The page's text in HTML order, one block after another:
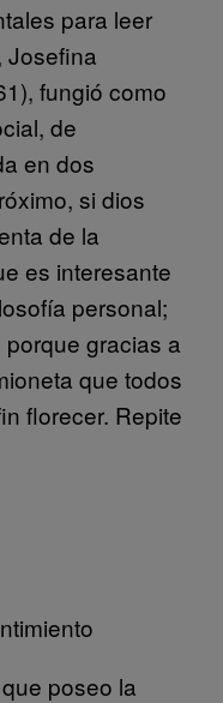
para leer
Josefina
fungió como
de
en dos
si dios
de la
es interesante
personal;
gracias a
que todos
florecer. Repite
poseo la